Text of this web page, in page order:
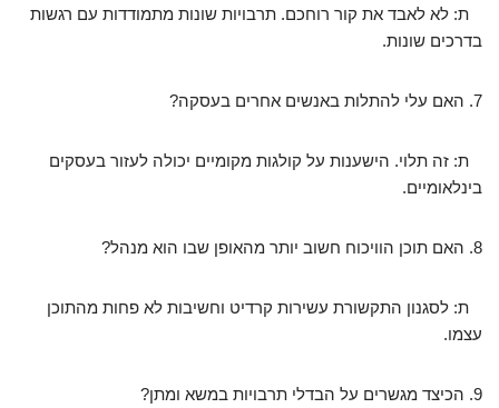
ת: לא לאבד את קור רוחכם. תרבויות שונות מתמודדות עם רגשות
בדרכים שונות.
7. האם עלי להתלות באנשים אחרים בעסקה?
ת: זה תלוי. הישענות על קולגות מקומיים יכולה לעזור בעסקים
בינלאומיים.
8. האם תוכן הוויכוח חשוב יותר מהאופן שבו הוא מנהל?
ת: לסגנון התקשורת עשירות קרדיט וחשיבות לא פחות מהתוכן
עצמו.
9. הכיצד מגשרים על הבדלי תרבויות במשא ומתן?